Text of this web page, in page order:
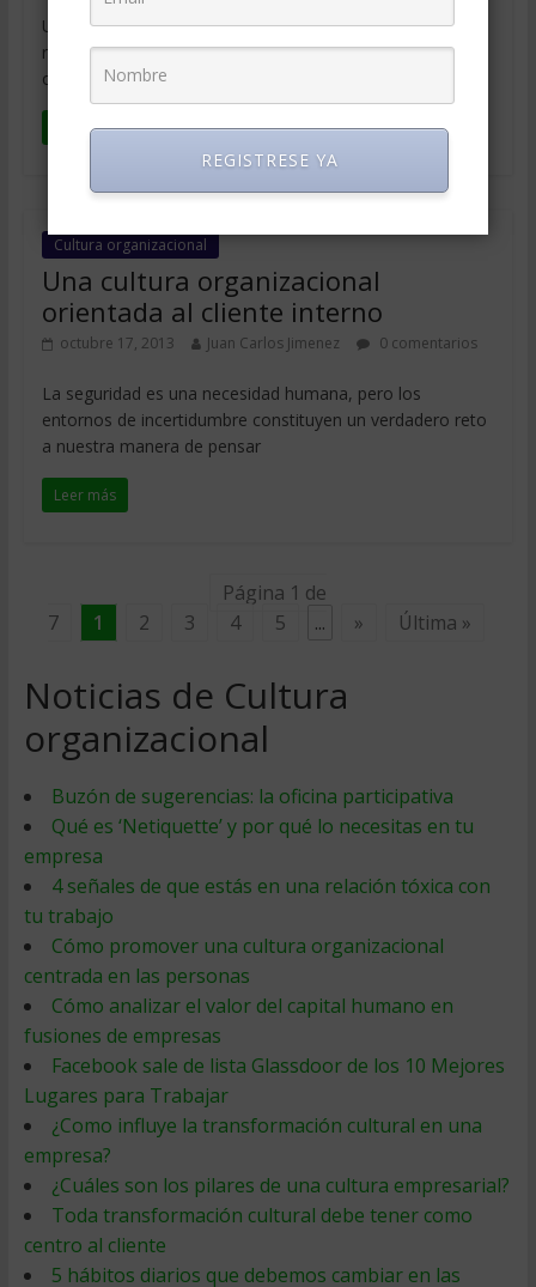
Una de las frases más recurrentes en las conferencias y
reuniones empresariales tiene que ver con el cambio
organizacional, se
Leer más
Cultura organizacional
Una cultura organizacional
orientada al cliente interno
octubre 17, 2013 Juan Carlos Jimenez 0 comentarios
La seguridad es una necesidad humana, pero los
entornos de incertidumbre constituyen un verdadero reto
a nuestra manera de pensar
Leer más
Página 1 de
7
1 2 3 4 5 ... » Última »
Noticias de Cultura
organizacional
Buzón de sugerencias: la oficina participativa
Qué es ‘Netiquette’ y por qué lo necesitas en tu
empresa
4 señales de que estás en una relación tóxica con
tu trabajo
Cómo promover una cultura organizacional
centrada en las personas
Cómo analizar el valor del capital humano en
fusiones de empresas
Facebook sale de lista Glassdoor de los 10 Mejores
Lugares para Trabajar
¿Como influye la transformación cultural en una
empresa?
¿Cuáles son los pilares de una cultura empresarial?
Toda transformación cultural debe tener como
centro al cliente
5 hábitos diarios que debemos cambiar en las
REGISTRESE YA